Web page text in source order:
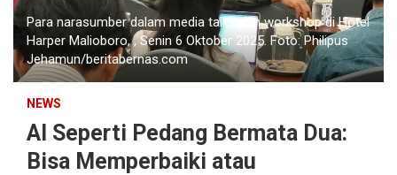
Para narasumber dalam media talks dan workshop di Hotel
Harper Malioboro, , Senin 6 Oktober 2025. Foto: Philipus
Jehamun/beritabernas.com
NEWS
AI Seperti Pedang Bermata Dua:
Bisa Memperbaiki atau